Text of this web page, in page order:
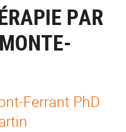
PAR
Ferrant PhD